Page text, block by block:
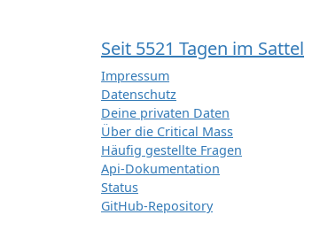
Seit 5521 Tagen im Sattel
Impressum
Datenschutz
Deine privaten Daten
Über die Critical Mass
Häufig gestellte Fragen
Api-Dokumentation
Status
GitHub-Repository